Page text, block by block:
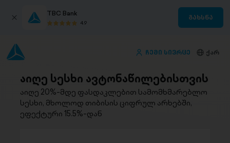
TBC Bank
4.9
გახსნა
ჩემი სივრცე ქარ
აიღე სესხი ავტონაწილებისთვის
აიღე 20%-მდე ფასდაკლებით სამომხმარებლო
სესხი, მხოლოდ თიბისის ციფრულ არხებში,
ეფექტური 15.5%-დან